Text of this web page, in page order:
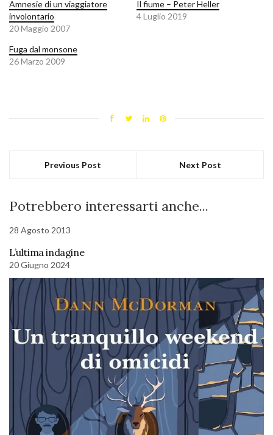
Amnesie di un viaggiatore
involontario
20 Maggio 2007
Il fiume – Peter Heller
4 Luglio 2019
Fuga dal monsone
26 Marzo 2009
Previous Post Next Post
Potrebbero interessarti anche...
28 Agosto 2013
L’ultima indagine
20 Giugno 2024